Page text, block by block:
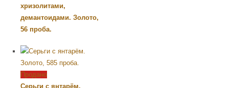
хризолитами,
демантоидами. Золото,
56 проба.
Продано
Серьги с янтарём.